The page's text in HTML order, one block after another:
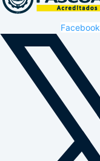
Facebook